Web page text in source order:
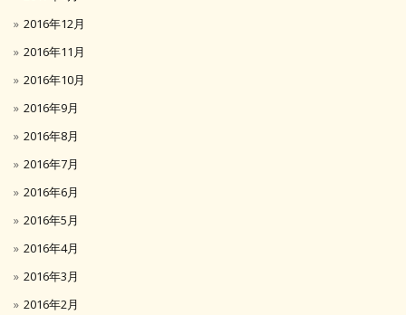
2016年12月
2016年11月
2016年10月
2016年9月
2016年8月
2016年7月
2016年6月
2016年5月
2016年4月
2016年3月
2016年2月